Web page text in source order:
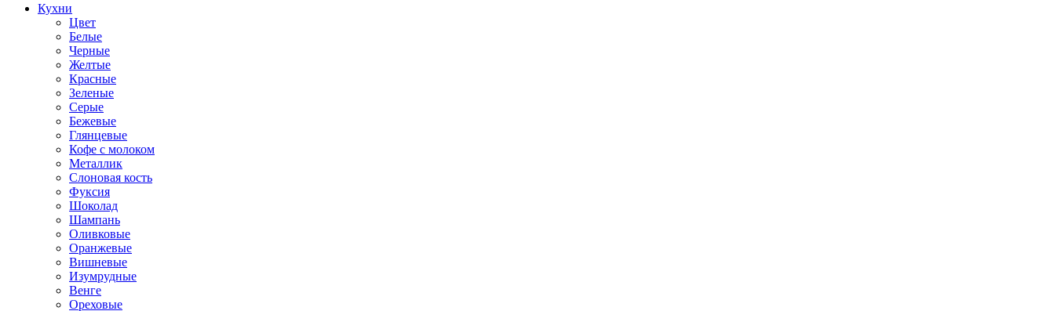
Кухни
Цвет
Белые
Черные
Желтые
Красные
Зеленые
Серые
Бежевые
Глянцевые
Кофе с молоком
Металлик
Слоновая кость
Фуксия
Шоколад
Шампань
Оливковые
Оранжевые
Вишневые
Изумрудные
Венге
Ореховые